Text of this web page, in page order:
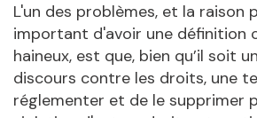
L'un des problèmes, et la raison
important d'avoir une définition
haineux, est que, bien qu’il soit
discours contre les droits, une
réglementer et de le supprimer